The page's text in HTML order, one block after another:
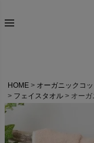
HOME オーガニックコ
フェイスタオル
オー